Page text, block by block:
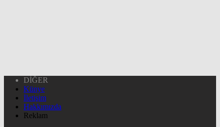
DİĞER
Künye
İletişim
Hakkımızda
Reklam